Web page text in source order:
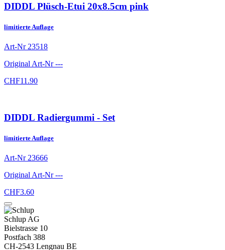
DIDDL Plüsch-Etui 20x8.5cm pink
limitierte Auflage
Art-Nr 23518
Original Art-Nr---
CHF11.90
DIDDL Radiergummi - Set
limitierte Auflage
Art-Nr 23666
Original Art-Nr---
CHF3.60
Schlup AG
Bielstrasse 10
Postfach 388
CH-2543 Lengnau BE